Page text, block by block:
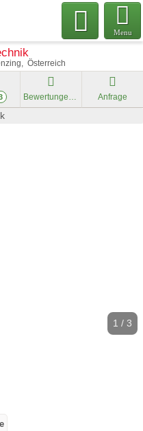
Menu
Österreich
Bewertungen Anfrage
1 / 3